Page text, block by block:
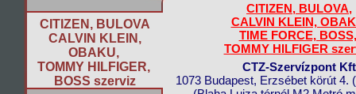
CITIZEN, BULOVA
CALVIN KLEIN,
OBAKU,
TOMMY HILFIGER,
BOSS szerviz
CITIZEN, BULOVA,
CALVIN KLEIN,
TIME FORCE,
TOMMY HILFIGER
CTZ-Szervízpont
1073 Budapest, Erzsébet körút 4.